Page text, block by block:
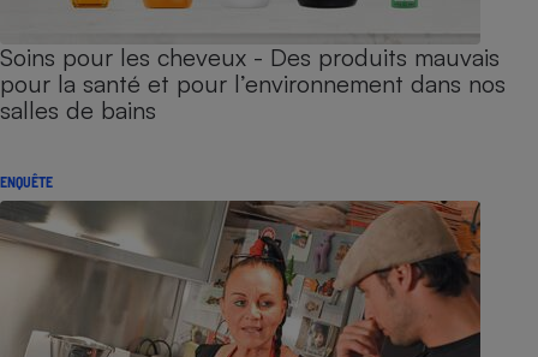
Soins pour les cheveux - Des produits mauvais
pour la santé et pour l’environnement dans nos
salles de bains
ENQUÊTE